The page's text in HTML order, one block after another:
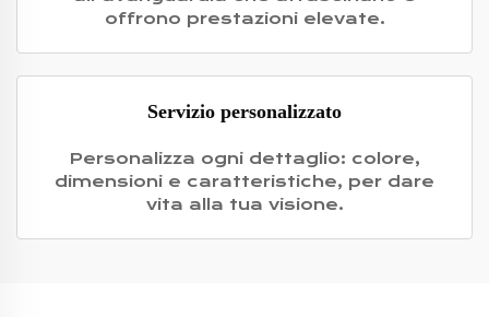
offrono prestazioni elevate.
Servizio personalizzato
Personalizza ogni dettaglio: colore,
dimensioni e caratteristiche, per dare
vita alla tua visione.